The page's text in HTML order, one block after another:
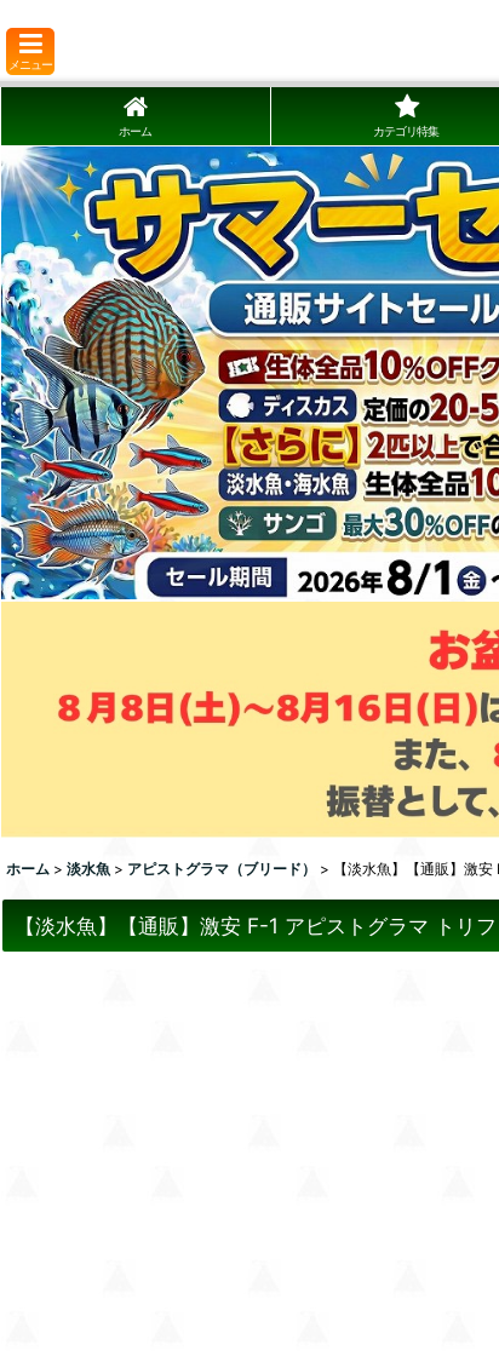
メニュー
ホーム カテゴリ特集
ホーム > 淡水魚 > アピストグラマ（ブリード） > 【淡水魚】【通販】激
【淡水魚】【通販】激安 F-1 アピストグラマ トリ